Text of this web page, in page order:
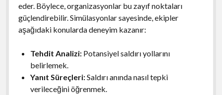
eder. Böylece, organizasyonlar bu zayıf noktaları
güçlendirebilir. Simülasyonlar sayesinde, ekipler
aşağıdaki konularda deneyim kazanır:
Tehdit Analizi:Potansiyel saldırı yollarını
belirlemek.
Yanıt Süreçleri:Saldırı anında nasıl tepki
verileceğini öğrenmek.